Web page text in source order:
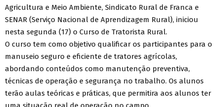
Agricultura e Meio Ambiente, Sindicato Rural de Franca e
SENAR (Serviço Nacional de Aprendizagem Rural), iniciou
nesta segunda (17) o Curso de Tratorista Rural.
O curso tem como objetivo qualificar os participantes para o
manuseio seguro e eficiente de tratores agrícolas,
abordando conteúdos como manutenção preventiva,
técnicas de operação e segurança no trabalho. Os alunos
terão aulas teóricas e práticas, que permitira aos alunos ter